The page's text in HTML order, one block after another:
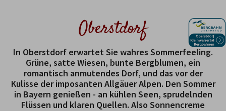
Tel.08322 300 48 84
Oberstdorf
In Oberstdorf erwartet Sie wahres Sommerfeeling.
Grüne, satte Wiesen, bunte Bergblumen, ein
romantisch anmutendes Dorf, und das vor der
Kulisse der imposanten Allgäuer Alpen. Den Sommer
in Bayern genießen - an kühlen Seen, sprudelnden
Flüssen und klaren Quellen. Also Sonnencreme